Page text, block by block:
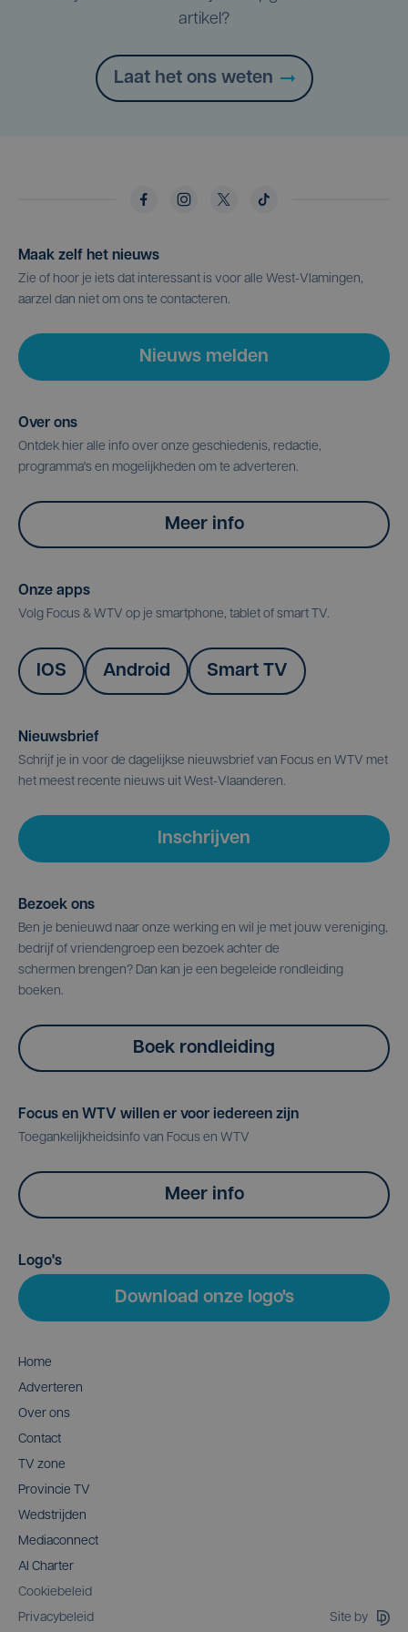
artikel?
Laat het ons weten
Maak zelf het nieuws
Zie of hoor je iets dat interessant is voor alle West-Vlamingen,
aarzel dan niet om ons te contacteren.
Nieuws melden
Over ons
Ontdek hier alle info over onze geschiedenis, redactie,
programma's en mogelijkheden om te adverteren.
Meer info
Onze apps
Volg Focus & WTV op je smartphone, tablet of smart TV.
IOS Android Smart TV
Nieuwsbrief
Schrijf je in voor de dagelijkse nieuwsbrief van Focus en WTV met
het meest recente nieuws uit West-Vlaanderen.
Inschrijven
Bezoek ons
Ben je benieuwd naar onze werking en wil je met jouw vereniging,
bedrijf of vriendengroep een bezoek achter de
schermen brengen? Dan kan je een begeleide rondleiding
boeken.
Boek rondleiding
Focus en WTV willen er voor iedereen zijn
Toegankelijkheidsinfo van Focus en WTV
Meer info
Logo's
Download onze logo's
Home
Adverteren
Over ons
Contact
TV zone
Provincie TV
Wedstrijden
Mediaconnect
AI Charter
Cookiebeleid
Privacybeleid
Site by